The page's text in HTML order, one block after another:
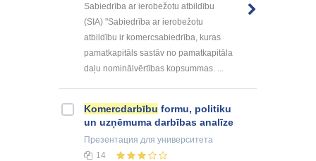
Sabiedrība ar ierobežotu atbildību
(SIA) "Sabiedrība ar ierobežotu
atbildību ir komercsabiedrība, kuras
pamatkapitāls sastāv no pamatkapitāla
daļu nominālvērtības kopsummas. ...
Komercdarbību formu, politiku
un uzņēmuma darbības analīze
Презентация для университета
14